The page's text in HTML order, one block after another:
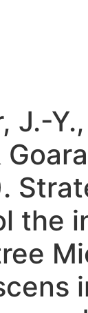
J.-
the